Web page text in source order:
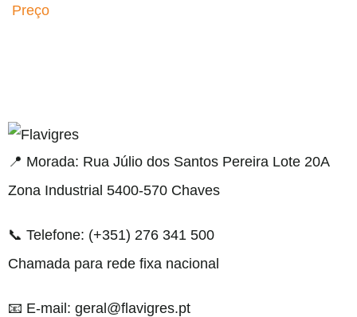
Preço
resmi adresi
📍 Morada: Rua Júlio dos Santos Pereira Lote 20A
Zona Industrial 5400-570 Chaves
📞 Telefone: (+351) 276 341 500
Chamada para rede fixa nacional
📧 E-mail: geral@flavigres.pt